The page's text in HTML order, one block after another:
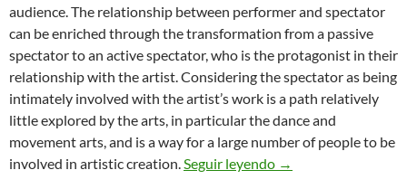
audience. The relationship between performer and spectator
can be enriched through the transformation from a passive
spectator to an active spectator, who is the protagonist in their
relationship with the artist. Considering the spectator as being
intimately involved with the artist’s work is a path relatively
little explored by the arts, in particular the dance and
movement arts, and is a way for a large number of people to be
involved in artistic creation.Seguir leyendo “mov-s/madrid
→